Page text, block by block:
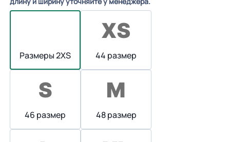
Размеры 2XS 44 размер
46 размер 48 размер